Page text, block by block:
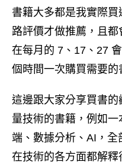
書籍大多都是我實際
路評價才做推薦，且都
在每月的 7、17、27
個時間一次購買需要的
這邊跟大家分享買書
量技術的書籍，例如
端、數據分析、AI，
在技術的各方面都解